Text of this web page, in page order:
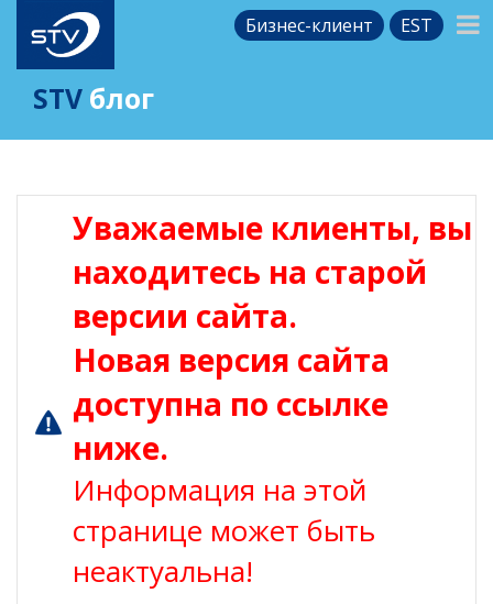
Бизнес-клиент EST
STV блог
Уважаемые клиенты, вы
находитесь на старой
версии сайта.
Новая версия сайта
доступна по ссылке
ниже.
Информация на этой
странице может быть
неактуальна!